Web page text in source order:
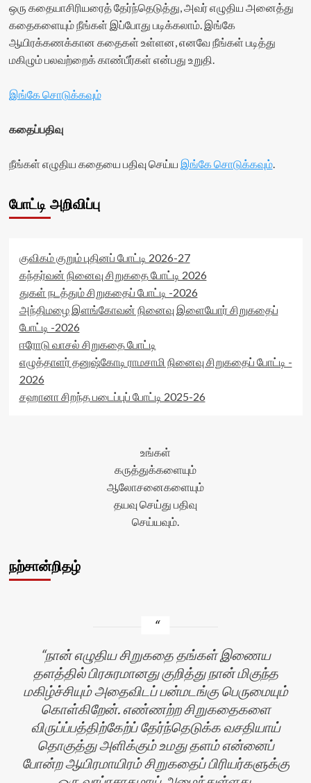
ஒரு கதையாசிரியரைத் தேர்ந்தெடுத்து, அவர் எழுதிய அனைத்து
கதைகளையும் நீங்கள் இப்போது படிக்கலாம். இங்கே
ஆயிரக்கணக்கான கதைகள் உள்ளன, எனவே நீங்கள் படித்து
மகிழும் பலவற்றைக் காண்பீர்கள் என்பது உறுதி.
இங்கே சொடுக்கவும்
கதைப்பதிவு
நீங்கள் எழுதிய கதையை பதிவு செய்ய இங்கே சொடுக்கவும்.
போட்டி அறிவிப்பு
குவிகம் குறும் புதினப் போட்டி 2026-27
கந்தர்வன் நினைவு சிறுகதை போட்டி 2026
துகள் நடத்தும் சிறுகதைப் போட்டி -2026
அந்திமழை இளங்கோவன் நினைவு இளையோர் சிறுகதைப்
போட்டி -2026
ஈரோடு வாசல் சிறுகதை போட்டி
எழுத்தாளர் தனுஷ்கோடி ராமசாமி நினைவு சிறுகதைப் போட்டி -
2026
சஹானா சிறந்த படைப்புப் போட்டி 2025-26
உங்கள்
கருத்துக்களையும்
ஆலோசனைகளையும்
தயவு செய்து பதிவு
செய்யவும்.
நற்சான்றிதழ்
நான் எழுதிய சிறுகதை தங்கள் இணைய
தளத்தில் பிரசுரமானது குறித்து நான் மிகுந்த
மகிழ்ச்சியும் அதைவிடப் பன்மடங்கு பெருமையும்
கொள்கிறேன். எண்ணற்ற சிறுகதைகளை
விருப்ப்பத்திற்கேற்ப் தேர்ந்தெடுக்க வசதியாய்
தொகுத்து அளிக்கும் உமது தளம் என்னைப்
போன்ற ஆயிரமாயிரம் சிறுகதைப் பிரியர்களுக்கு